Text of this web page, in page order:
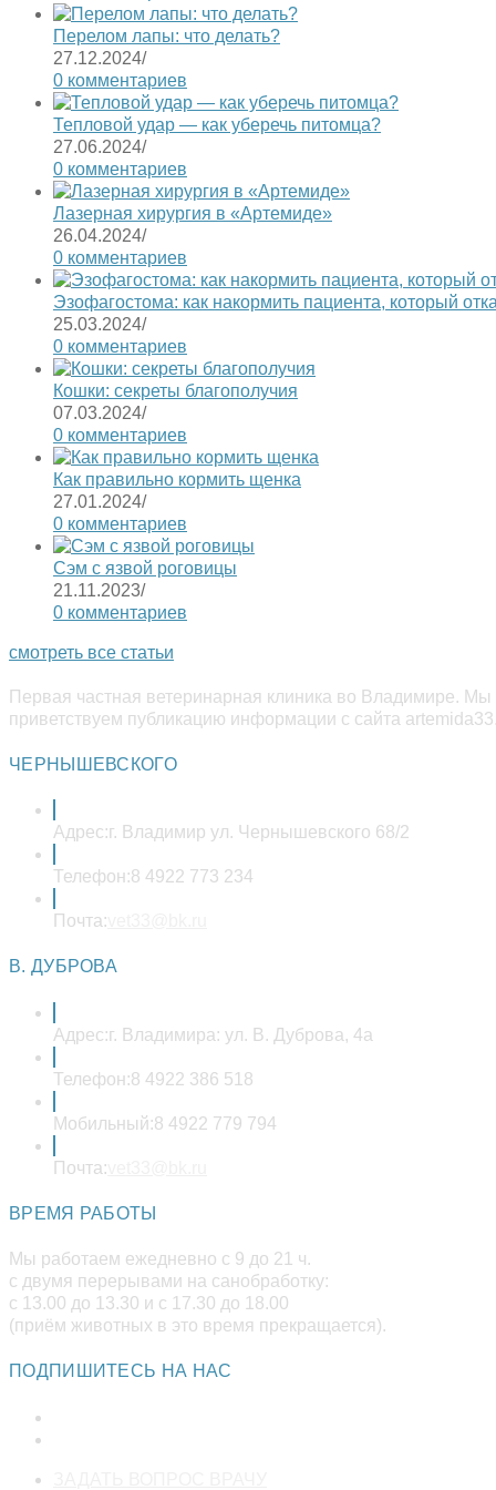
Перелом лапы: что делать?
27.12.2024/
0 комментариев
Тепловой удар — как уберечь питомца?
27.06.2024/
0 комментариев
Лазерная хирургия в «Артемиде»
26.04.2024/
0 комментариев
Эзофагостома: как накормить пациента, который
25.03.2024/
0 комментариев
Кошки: секреты благополучия
07.03.2024/
0 комментариев
Как правильно кормить щенка
27.01.2024/
0 комментариев
Сэм с язвой роговицы
21.11.2023/
0 комментариев
смотреть все статьи
Первая частная ветеринарная клиника во Владимире.
приветствуем публикацию информации с сайта
ЧЕРНЫШЕВСКОГО
Адрес:г. Владимир ул. Чернышевского 68/2
Телефон:8 4922 773 234
Почта:
В. ДУБРОВА
Адрес:г. Владимира: ул. В. Дуброва, 4а
Телефон:8 4922 386 518
Мобильный:8 4922 779 794
Почта:
ВРЕМЯ РАБОТЫ
Мы работаем ежедневно с 9 до 21 ч.
с двумя перерывами на санобработку:
с 13.00 до 13.30 и с 17.30 до 18.00
(приём животных в это время прекращается).
ПОДПИШИТЕСЬ НА НАС